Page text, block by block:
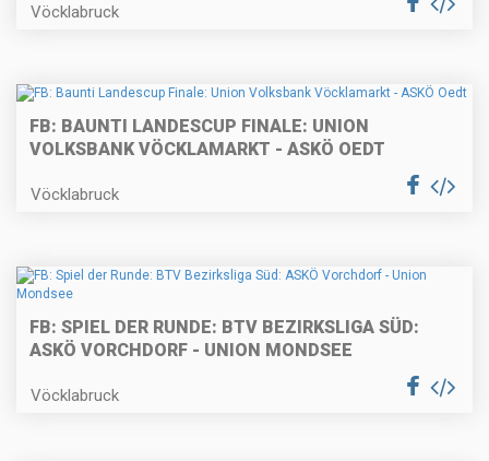
Vöcklabruck
FB: BAUNTI LANDESCUP FINALE: UNION
VOLKSBANK VÖCKLAMARKT - ASKÖ OEDT
Vöcklabruck
FB: SPIEL DER RUNDE: BTV BEZIRKSLIGA SÜD:
ASKÖ VORCHDORF - UNION MONDSEE
Vöcklabruck